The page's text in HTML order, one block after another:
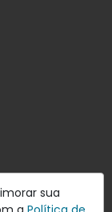
sua